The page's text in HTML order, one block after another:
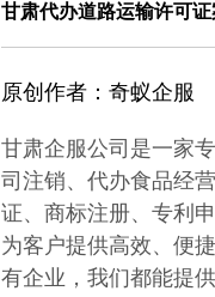
甘肃代办道路运输许可证
原创作者：奇蚁企服
甘肃企服公司是一家
司注销、代办食品经
证、商标注册、专利
为客户提供高效、便
有企业，我们都能提